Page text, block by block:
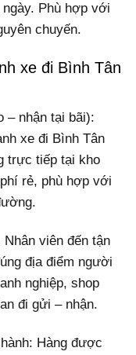
Phù hợp với
chuyến.
xe đi Bình Tân
– nhận tại bãi):
xe đi Bình Tân
trực tiếp tại kho
rẻ, phù hợp với
viên đến tận
địa điểm người
nghiệp, shop
đi gửi – nhận.
Hàng được